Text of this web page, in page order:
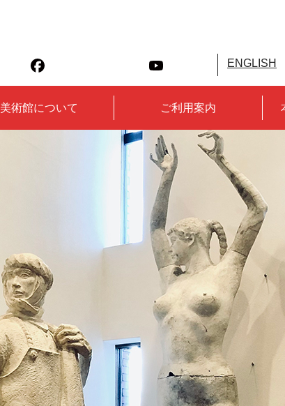
ENGLISH
美術館について ご利用案内